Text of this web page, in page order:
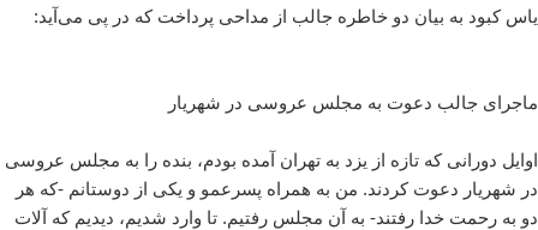
یاس کبود به بیان دو خاطره جالب از مداحی پرداخت که در پی می‌آید:
ماجرای جالب دعوت به مجلس عروسی در شهریار
اوایل دورانی که تازه از یزد به تهران آمده بودم، بنده را به مجلس عروسی
در شهریار دعوت کردند. من به همراه پسرعمو و یکی از دوستانم -که هر
دو به رحمت خدا رفتند- به آن مجلس رفتیم. تا وارد شدیم، دیدیم که آلات